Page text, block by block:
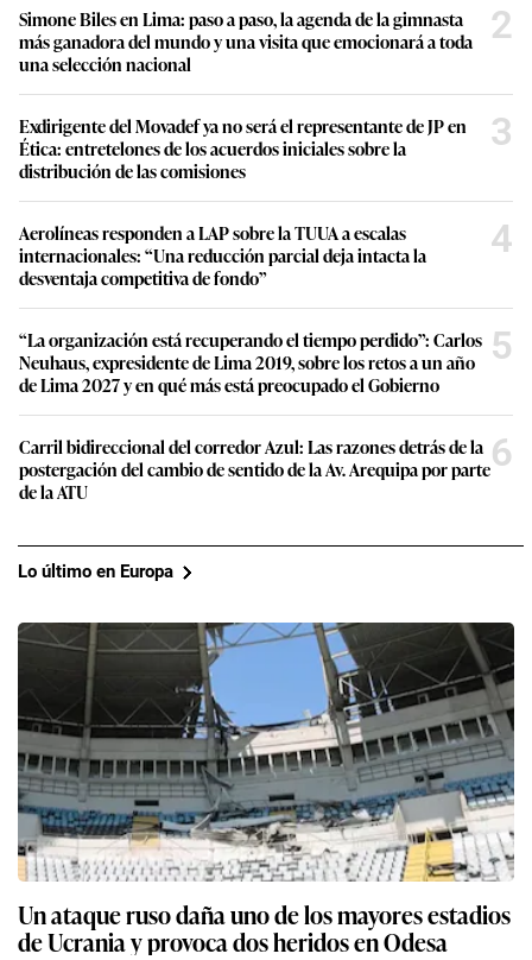
Simone Biles en Lima: paso a paso, la agenda de la gimnasta
más ganadora del mundo y una visita que emocionará a toda
una selección nacional
2
Exdirigente del Movadef ya no será el representante de JP en
Ética: entretelones de los acuerdos iniciales sobre la
distribución de las comisiones
3
Aerolíneas responden a LAP sobre la TUUA a escalas
internacionales: “Una reducción parcial deja intacta la
desventaja competitiva de fondo”
4
“La organización está recuperando el tiempo perdido”: Carlos
Neuhaus, expresidente de Lima 2019, sobre los retos a un año
de Lima 2027 y en qué más está preocupado el Gobierno
5
Carril bidireccional del corredor Azul: Las razones detrás de la
postergación del cambio de sentido de la Av. Arequipa por parte
de la ATU
6
Lo último en Europa
Un ataque ruso daña uno de los mayores estadios
de Ucrania y provoca dos heridos en Odesa